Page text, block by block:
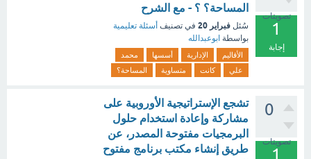
تصويتات
1
إجابة
المساحة؟ ؟ - مع الشرح
سُئل فبراير 20 في تصنيف أسئلة تعليمية
بواسطة ابوعبدالله
الأقاليم الإدارية أسسها
محمد
علي
كانت متساوية المساحة؟
0
تصويتات
1
تشجع الإستراتيجية الأوروبية على
مشاركة وإعادة استخدام حلول
البرمجيات مفتوحة المصدر، عن
طريق إنشاء مكتب برنامج مفتوح